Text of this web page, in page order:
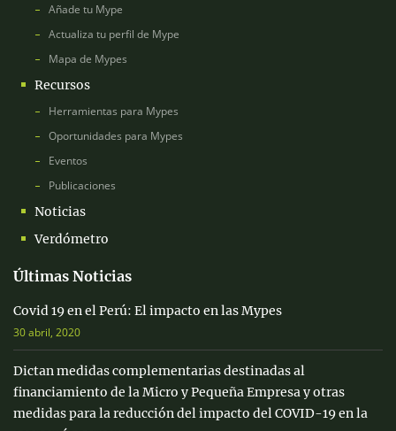
Añade tu Mype
Actualiza tu perfil de Mype
Mapa de Mypes
Recursos
Herramientas para Mypes
Oportunidades para Mypes
Eventos
Publicaciones
Noticias
Verdómetro
Últimas Noticias
Covid 19 en el Perú: El impacto en las Mypes
30 abril, 2020
Dictan medidas complementarias destinadas al
financiamiento de la Micro y Pequeña Empresa y otras
medidas para la reducción del impacto del COVID-19 en la